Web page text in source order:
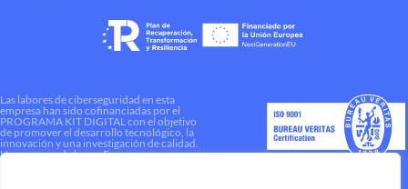
Las labores de ciberseguridad en esta
empresa han sido cofinanciadas por el
PROGRAMA KIT DIGITAL con el objetivo
de promover el desarrollo tecnológico, la
innovación y una investigación de calidad.
Una manera de hacer Europa